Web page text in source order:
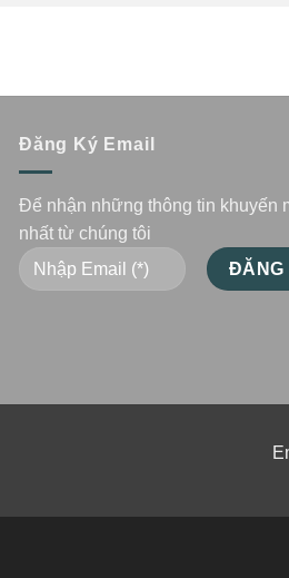
Đăng Ký Email
Để nhận những thông tin khuyến
nhất từ chúng tôi